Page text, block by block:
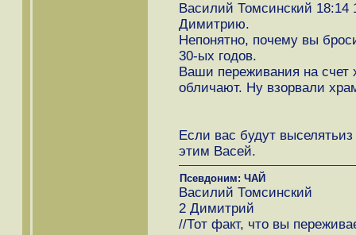
Василий Томсинский 18:14
Димитрию.
Непонятно, почему вы
30-ых годов.
Ваши переживания на
обличают. Ну взорвали
Если вас будут
этим Васей.
Псевдоним: ЧАЙ
Василий Томсинский
2 Димитрий
//Тот факт, что вы